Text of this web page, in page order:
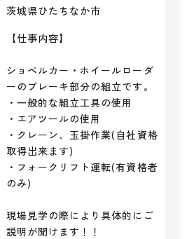
茨城県ひたちなか市
【仕事内容】
ショベルカー・ホイールローダ
ーのブレーキ部分の組立です。
・一般的な組立工具の使用
・エアツールの使用
・クレーン、玉掛作業(自社資格
取得出来ます)
・フォークリフト運転(有資格者
のみ)
現場見学の際により具体的にご
説明が聞けます！！